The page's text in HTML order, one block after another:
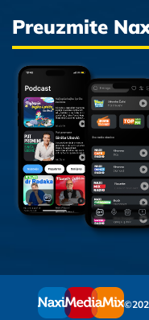
Preuzmite